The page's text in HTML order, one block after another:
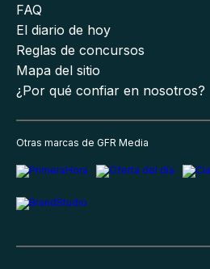
FAQ
El diario de hoy
Reglas de concursos
Mapa del sitio
¿Por qué confiar en nosotros?
Otras marcas de GFR Media